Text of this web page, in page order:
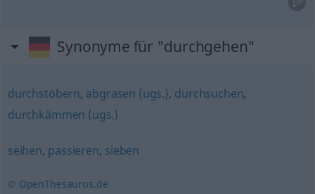
Synonyme für "durchgehen"
durchstöbern, abgrasen (ugs.), durchsuchen,
durchkämmen (ugs.)
seihen, passieren, sieben
© OpenThesaurus.de